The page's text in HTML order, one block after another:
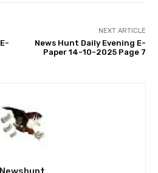
NEXT ARTICLE
News Hunt Daily Evening E-
Paper 14-10-2025 Page 7